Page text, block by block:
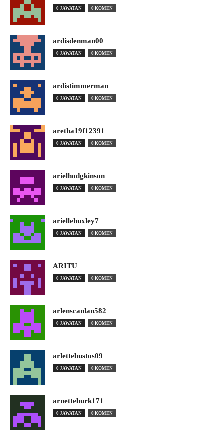
0 JAWATAN 0 KOMEN
ardisdenman00
0 JAWATAN 0 KOMEN
ardistimmerman
0 JAWATAN 0 KOMEN
aretha19f12391
0 JAWATAN 0 KOMEN
arielhodgkinson
0 JAWATAN 0 KOMEN
ariellehuxley7
0 JAWATAN 0 KOMEN
ARITU
0 JAWATAN 0 KOMEN
arlenscanlan582
0 JAWATAN 0 KOMEN
arlettebustos09
0 JAWATAN 0 KOMEN
arnetteburk171
0 JAWATAN 0 KOMEN